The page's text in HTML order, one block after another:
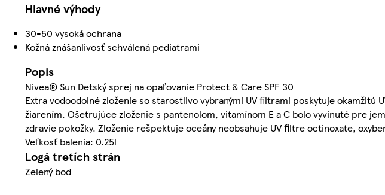
Hlavné výhody
30-50 vysoká ochrana
Kožná znášanlivosť schválená pediatrami
Popis
Nivea® Sun Detský sprej na opaľovanie Protect & Care SPF 30
Extra vodoodolné zloženie so starostlivo vybranými UV filtrami poskytuje okamžitú
žiarením. Ošetrujúce zloženie s pantenolom, vitamínom E a C bolo vyvinuté pre
zdravie pokožky. Zloženie rešpektuje oceány neobsahuje UV filtre octinoxate,
Veľkosť balenia: 0.25l
Logá tretích strán
Zelený bod